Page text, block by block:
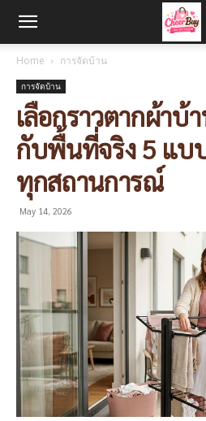
Home การจัดบ้าน
การจัดบ้าน
เลือกราวตากผ้าบ้
กับพื้นที่จริง 5 แบ
ทุกสถานการณ์
May 14, 2026